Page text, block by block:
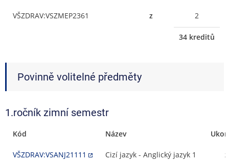
VŠZDRAV:VSZMEP2361 z 2
34 kreditů
Povinně volitelné předměty
1.ročník zimní semestr
Kód Název
VŠZDRAV:VSANJ21111 Cizí jazyk - Anglický jazyk 1 z